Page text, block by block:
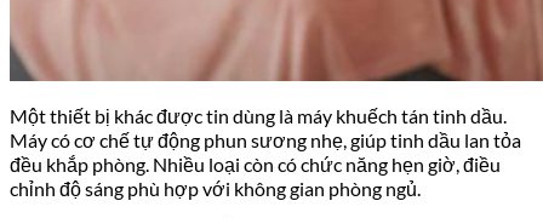
Một thiết bị khác được tin dùng là máy khuếch tán tinh dầu.
Máy có cơ chế tự động phun sương nhẹ, giúp tinh dầu lan tỏa
đều khắp phòng. Nhiều loại còn có chức năng hẹn giờ, điều
chỉnh độ sáng phù hợp với không gian phòng ngủ.